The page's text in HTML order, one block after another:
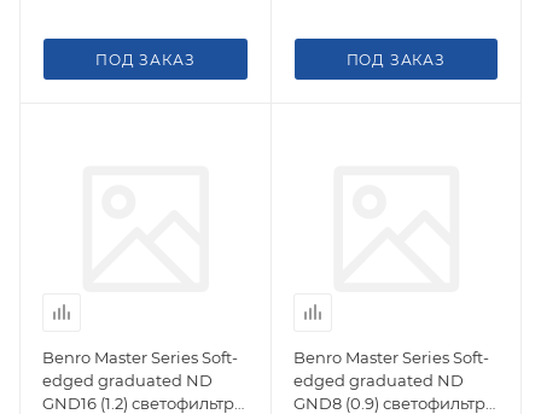
ПОД ЗАКАЗ ПОД ЗАКАЗ
Benro Master Series Soft-
edged graduated ND
GND16 (1.2) светофильтр
Benro Master Series Soft-
edged graduated ND
GND8 (0.9) светофильтр